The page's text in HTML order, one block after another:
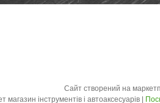
Сайт створений на